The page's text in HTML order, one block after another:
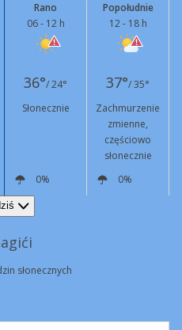
Rano
06 - 12 h
Popołudnie
12 - 18 h
36°/ 24° 37°/ 35°
Słonecznie
Zachmurzenie
zmienne,
częściowo
słonecznie
0%
0%
słonecznych